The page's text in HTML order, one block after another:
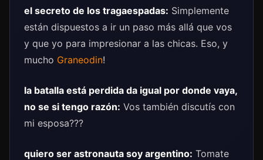
el secreto de los tragaespadas: Simplemente
están dispuestos a ir un paso más allá que vos
y que yo para impresionar a las chicas. Eso, y
mucho Graneodin!
la batalla está perdida da igual por donde vaya,
no se si tengo razón: Vos también discutís con
mi esposa???
quiero ser astronauta soy argentino: Tomate